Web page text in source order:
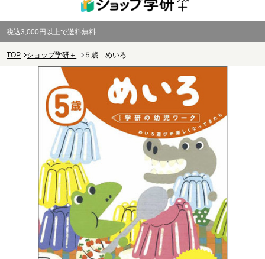
税込3,000円以上で送料無料
TOP ショップ学研＋ ５歳 めいろ